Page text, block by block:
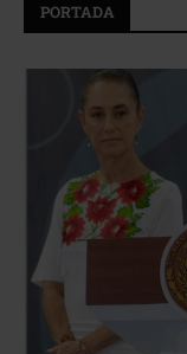
PORTADA